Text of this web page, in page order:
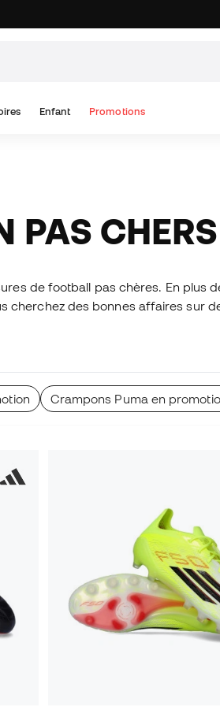
Enfant Promotions
PAS CHERS
de football pas chères. En plus
cherchez des bonnes affaires sur
Crampons Puma en